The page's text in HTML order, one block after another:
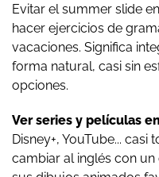
Evitar el summer slide
hacer ejercicios de
vacaciones. Significa
forma natural, casi sin
opciones.
Ver series y películas
Disney+, YouTube...
cambiar al inglés con